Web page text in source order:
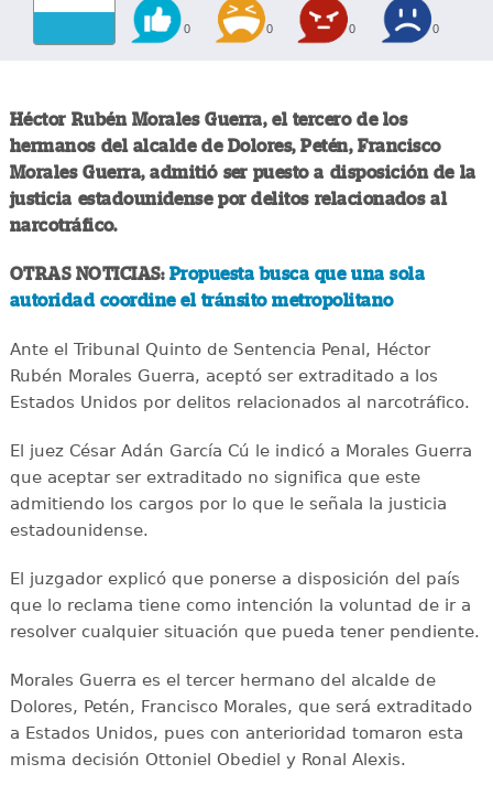
0 0 0 0
Héctor Rubén Morales Guerra, el tercero de los
hermanos del alcalde de Dolores, Petén, Francisco
Morales Guerra, admitió ser puesto a disposición de la
justicia estadounidense por delitos relacionados al
narcotráfico.
OTRAS NOTICIAS: Propuesta busca que una sola
autoridad coordine el tránsito metropolitano
Ante el Tribunal Quinto de Sentencia Penal, Héctor
Rubén Morales Guerra, aceptó ser extraditado a los
Estados Unidos por delitos relacionados al narcotráfico.
El juez César Adán García Cú le indicó a Morales Guerra
que aceptar ser extraditado no significa que este
admitiendo los cargos por lo que le señala la justicia
estadounidense.
El juzgador explicó que ponerse a disposición del país
que lo reclama tiene como intención la voluntad de ir a
resolver cualquier situación que pueda tener pendiente.
Morales Guerra es el tercer hermano del alcalde de
Dolores, Petén, Francisco Morales, que será extraditado
a Estados Unidos, pues con anterioridad tomaron esta
misma decisión Ottoniel Obediel y Ronal Alexis.